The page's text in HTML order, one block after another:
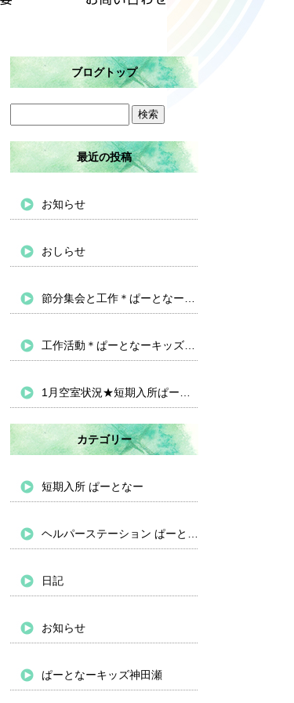
ブログトップ
最近の投稿
お知らせ
おしらせ
カテゴリー
短期入所 ぱーとなー
日記
お知らせ
ぱーとなーキッズ神田瀬